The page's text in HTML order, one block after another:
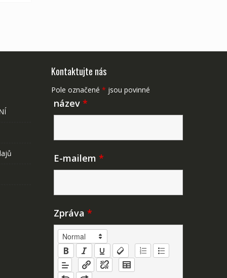
Kontaktujte nás
Pole označené * jsou povinné
název *
E-mailem *
Zpráva *